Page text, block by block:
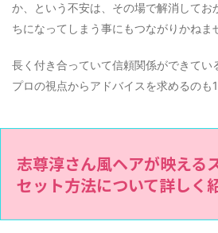
か、という不安は、その場で解消してお
ちになってしまう事にもつながりかねま
長く付き合っていて信頼関係ができてい
プロの視点からアドバイスを求めるのも1
志尊淳さん風ヘアが映える
セット方法について詳しく